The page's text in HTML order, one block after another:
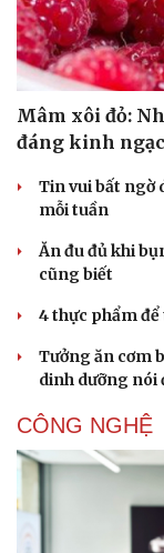
Cải chính
Mâm xôi đỏ:
đáng kinh ngạc
Tin vui bất ngờ
mỗi tuần
Ăn đu đủ khi
cũng biết
4 thực phẩm để
Tưởng ăn cơm
dinh dưỡng nói
CÔNG NGHỆ